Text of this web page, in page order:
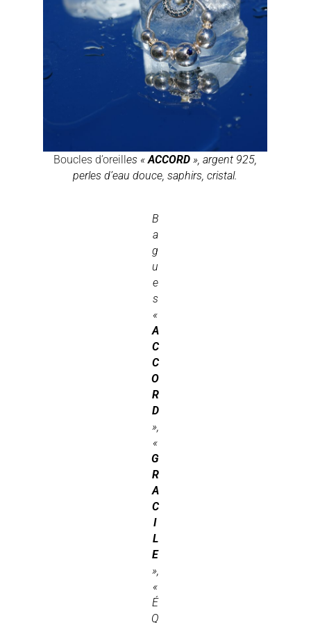
Boucles d’oreilles «ACCORD », argent 925,
perles d’eau douce, saphirs, cristal.
B
a
g
u
e
s
«
A
C
C
O
R
D
»,
«
G
R
A
C
I
L
E
»,
«
É
Q